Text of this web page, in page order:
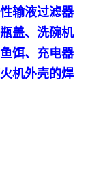
输液过滤器
盖、洗碗机
饵、充电器
机外壳的焊